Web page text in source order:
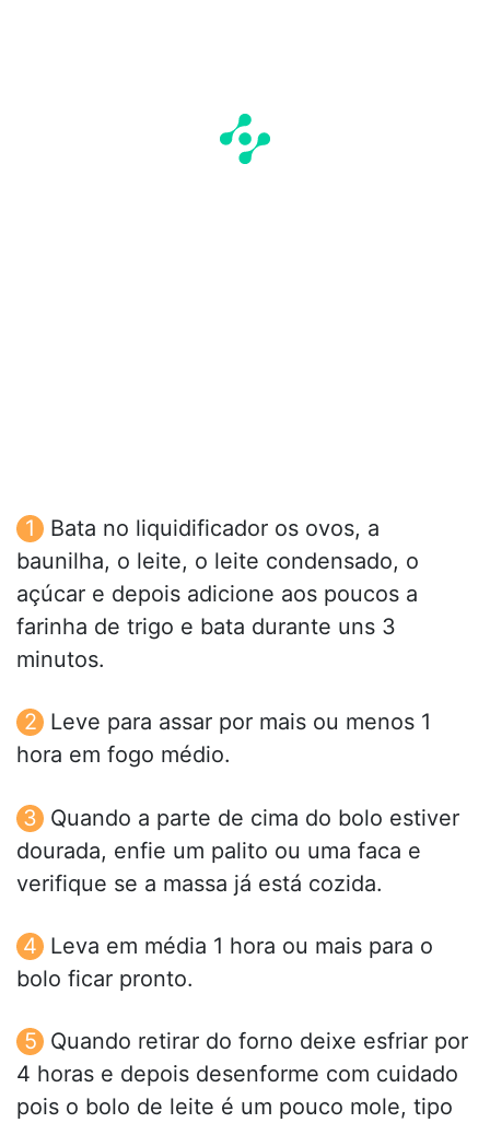
Bata no liquidificador os ovos, a
baunilha, o leite, o leite condensado, o
açúcar e depois adicione aos poucos a
farinha de trigo e bata durante uns 3
minutos.
Leve para assar por mais ou menos 1
hora em fogo médio.
Quando a parte de cima do bolo estiver
dourada, enfie um palito ou uma faca e
verifique se a massa já está cozida.
Leva em média 1 hora ou mais para o
bolo ficar pronto.
Quando retirar do forno deixe esfriar por
4 horas e depois desenforme com cuidado
pois o bolo de leite é um pouco mole, tipo